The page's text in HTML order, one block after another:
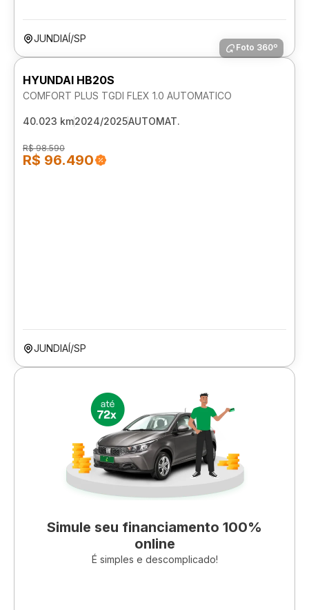
JUNDIAÍ/SP
Foto 360º
HYUNDAI HB20S
COMFORT PLUS TGDI FLEX 1.0 AUTOMATICO
40.023 km2024/2025AUTOMAT.
R$ 98.590
R$ 96.490
JUNDIAÍ/SP
Simule seu financiamento 100%
online
É simples e descomplicado!